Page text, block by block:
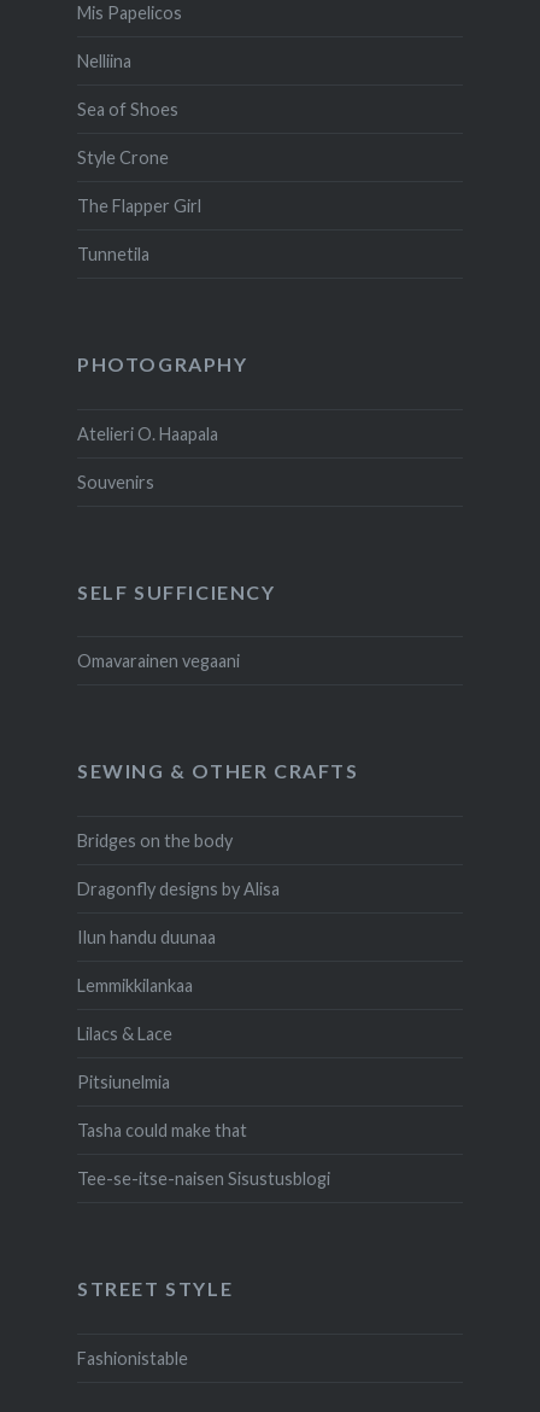
Mis Papelicos
Nelliina
Sea of Shoes
Style Crone
The Flapper Girl
Tunnetila
PHOTOGRAPHY
Atelieri O. Haapala
Souvenirs
SELF SUFFICIENCY
Omavarainen vegaani
SEWING & OTHER CRAFTS
Bridges on the body
Dragonfly designs by Alisa
Ilun handu duunaa
Lemmikkilankaa
Lilacs & Lace
Pitsiunelmia
Tasha could make that
Tee-se-itse-naisen Sisustusblogi
STREET STYLE
Fashionistable